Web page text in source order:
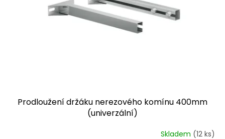
Prodloužení držáku nerezového komínu 400mm
(univerzální)
Skladem (12 ks)